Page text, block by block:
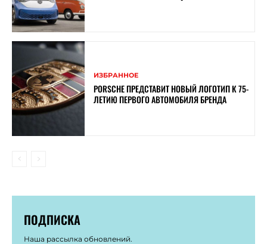
ИЗБРАННОЕ
PORSCHE ПРЕДСТАВИТ НОВЫЙ ЛОГОТИП К 75-
ЛЕТИЮ ПЕРВОГО АВТОМОБИЛЯ БРЕНДА
ПОДПИСКА
Наша рассылка обновлений.